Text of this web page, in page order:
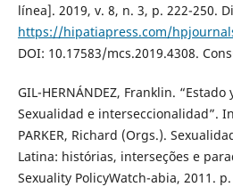
línea]. 2019, v. 8, n. 3, p. 222-250.
https://hipatiapress.com/
DOI: 10.17583/mcs.2019.4308.
GIL-HERNÁNDEZ, Franklin.
Sexualidad e interseccionalidad”.
PARKER, Richard (Orgs.).
Latina: histórias, interseções e
Sexuality PolicyWatch-abia, 2011.